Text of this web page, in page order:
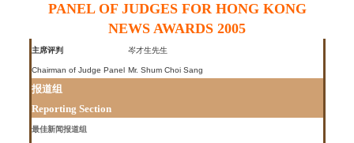
PANEL OF JUDGES FOR HONG KONG
NEWS AWARDS 2005
主席评判
Chairman of Judge Panel
岑才生先生
Mr. Shum Choi Sang
报道组
Reporting Section
最佳新闻报道组